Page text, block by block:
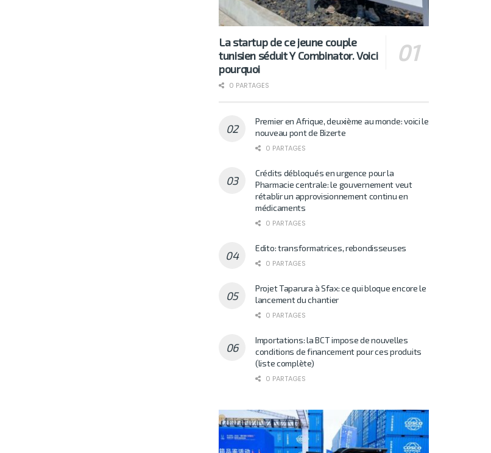
La startup de ce jeune couple
tunisien séduit Y Combinator. Voici
pourquoi
0 PARTAGES
Premier en Afrique, deuxième au monde: voici le
nouveau pont de Bizerte
0 PARTAGES
Crédits débloqués en urgence pour la
Pharmacie centrale: le gouvernement veut
rétablir un approvisionnement continu en
médicaments
0 PARTAGES
Edito: transformatrices, rebondisseuses
0 PARTAGES
Projet Taparura à Sfax: ce qui bloque encore le
lancement du chantier
0 PARTAGES
Importations: la BCT impose de nouvelles
conditions de financement pour ces produits
(liste complète)
0 PARTAGES